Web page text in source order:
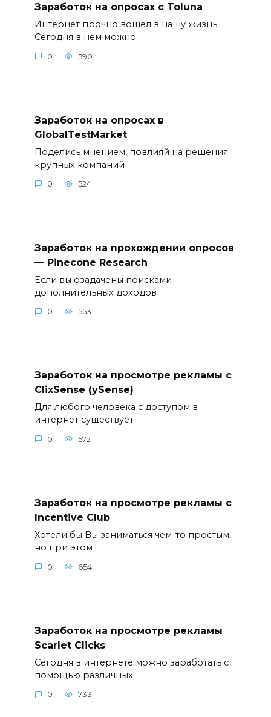
Заработок на опросах с Toluna
Интернет прочно вошел в нашу жизнь.
Сегодня в нем можно
0 590
Заработок на опросах в
GlobalTestMarket
Поделись мнением, повлияй на решения
крупных компаний
0 524
Заработок на прохождении опросов
— Pinecone Research
Если вы озадачены поисками
дополнительных доходов
0 553
Заработок на просмотре рекламы с
ClixSense (ySense)
Для любого человека с доступом в
интернет существует
0 572
Заработок на просмотре рекламы с
Incentive Club
Хотели бы Вы заниматься чем-то простым,
но при этом
0 654
Заработок на просмотре рекламы
Scarlet Clicks
Сегодня в интернете можно заработать с
помощью различных
0 733